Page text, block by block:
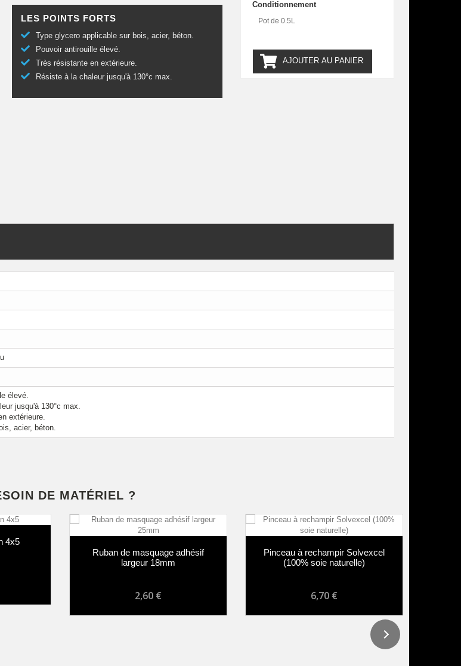
LES POINTS FORTS
Type glycero applicable sur bois, acier, béton.
Pouvoir antirouille élevé.
Très résistante en extérieure.
Résiste à la chaleur jusqu'à 130°c max.
Conditionnement
Pot de 0.5L
AJOUTER AU PANIER
élevé.
jusqu'à 130°c max.
extérieure.
acier, béton.
DE MATÉRIEL ?
4x5
Ruban de masquage adhésif
largeur 18mm
2,60 €
Pinceau à rechampir Solvexcel
(100% soie naturelle)
6,70 €